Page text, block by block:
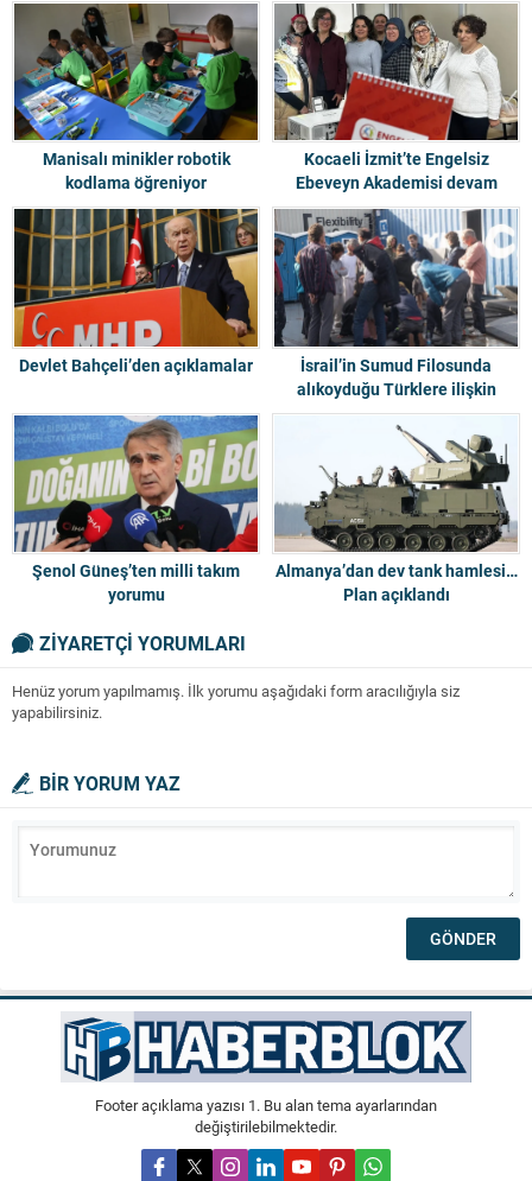
Manisalı minikler robotik
kodlama öğreniyor
Kocaeli İzmit’te Engelsiz
Ebeveyn Akademisi devam
ediyor
Devlet Bahçeli’den açıklamalar
İsrail’in Sumud Filosunda
alıkoyduğu Türklere ilişkin
açıklama
Şenol Güneş’ten milli takım
yorumu
Almanya’dan dev tank hamlesi…
Plan açıklandı
ZİYARETÇİ YORUMLARI
Henüz yorum yapılmamış. İlk yorumu aşağıdaki form aracılığıyla siz
yapabilirsiniz.
BİR YORUM YAZ
Footer açıklama yazısı 1. Bu alan tema ayarlarından
değiştirilebilmektedir.